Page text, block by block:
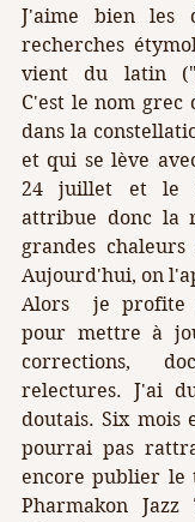
J'aime bien les
recherches
vient du latin
C'est le nom grec
dans la
et qui se lève
24 juillet et le
attribue donc la
grandes
Aujourd'hui, on
Alors  je profite
pour mettre à
corrections,
relectures. J'ai
doutais. Six mois
pourrai pas
encore publier le
Pharmakon